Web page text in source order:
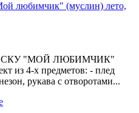
любимчик" (муслин) лето,
"МОЙ ЛЮБИМЧИК"
из 4-х предметов: - плед
рукава с отворотами...